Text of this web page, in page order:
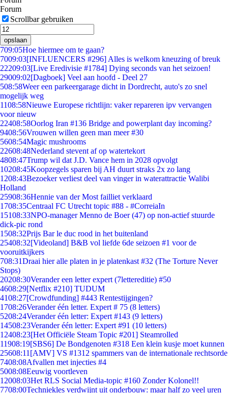
Forum
Scrollbar gebruiken
opslaan
709:05Hoe hiermee om te gaan?
7009:03[INFLUENCERS #296] Alles is welkom kneuzing of breuk
22209:03[Live Eredivisie #1784] Dying seconds van het seizoen!
29009:02[Dagboek] Veel aan hoofd - Deel 27
508:58Weer een parkeergarage dicht in Dordrecht, auto's zo snel
mogelijk weg
1108:58Nieuwe Europese richtlijn: vaker repareren ipv vervangen
voor nieuw
22408:58Oorlog Iran #136 Bridge and powerplant day incoming?
9408:56Vrouwen willen geen man meer #30
5608:54Magic mushrooms
22608:48Nederland stevent af op watertekort
4808:47Trump wil dat J.D. Vance hem in 2028 opvolgt
10208:45Koopzegels sparen bij AH duurt straks 2x zo lang
1208:43Bezoeker verliest deel van vinger in waterattractie Walibi
Holland
25908:36Hennie van der Most failliet verklaard
1708:35Centraal FC Utrecht topic #88 - #CorreiaIn
15108:33NPO-manager Menno de Boer (47) op non-actief stuurde
dick-pic rond
1508:32Prijs Bar le duc rood in het buitenland
25408:32[Videoland] B&B vol liefde 6de seizoen #1 voor de
vooruitkijkers
708:31Draai hier alle platen in je platenkast #32 (The Torture Never
Stops)
20208:30Verander een letter expert (7lettereditie) #50
4608:29[Netflix #210] TUDUM
4108:27[Crowdfunding] #443 Rentestijgingen?
1708:26Verander één letter. Expert # 75 (8 letters)
5208:24Verander één letter: Expert #143 (9 letters)
14508:23Verander één letter: Expert #91 (10 letters)
12408:23[Het Officiële Steam Topic #201] Steamrolled
11908:19[SBS6] De Bondgenoten #318 Een klein kusje moet kunnen
25608:11 [AMV] VS #1312 spammers van de internationale rechtsorde
7408:08Afvallen met injecties #4
5008:08Eeuwig voortleven
12008:03Het RLS Social Media-topic #160 Zonder Kolonel!!
7708:00Techniekles verdwijnt uit onderbouw: maar half zo veel uren